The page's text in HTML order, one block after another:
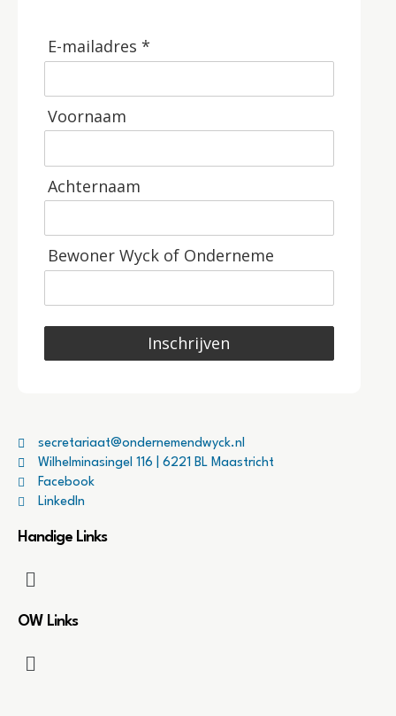
E-mailadres *
Voornaam
Achternaam
Bewoner Wyck of Onderneme
Inschrijven
secretariaat@ondernemendwyck.nl
Wilhelminasingel 116 | 6221 BL Maastricht
Facebook
LinkedIn
Handige Links
OW Links